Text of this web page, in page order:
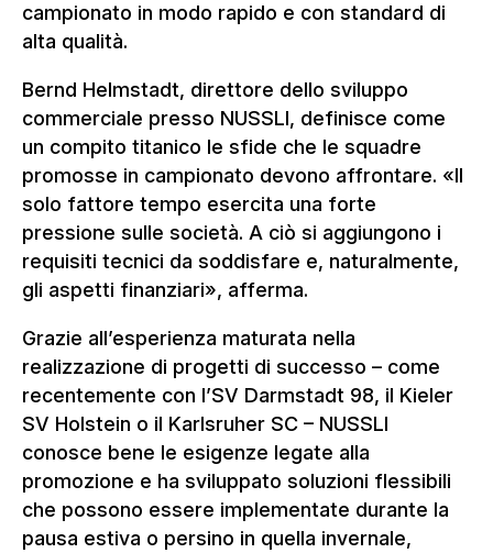
campionato in modo rapido e con standard di
alta qualità.
Bernd Helmstadt, direttore dello sviluppo
commerciale presso NUSSLI, definisce come
un compito titanico le sfide che le squadre
promosse in campionato devono affrontare. «Il
solo fattore tempo esercita una forte
pressione sulle società. A ciò si aggiungono i
requisiti tecnici da soddisfare e, naturalmente,
gli aspetti finanziari», afferma.
Grazie all’esperienza maturata nella
realizzazione di progetti di successo – come
recentemente con l’SV Darmstadt 98, il Kieler
SV Holstein o il Karlsruher SC – NUSSLI
conosce bene le esigenze legate alla
promozione e ha sviluppato soluzioni flessibili
che possono essere implementate durante la
pausa estiva o persino in quella invernale,